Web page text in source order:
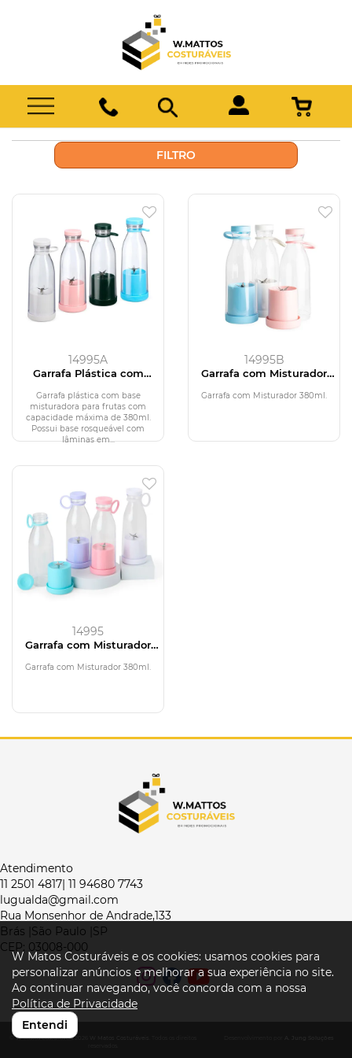
FILTRO
14995A
Garrafa Plástica com
Garrafa plástica com base
misturadora para frutas com
capacidade máxima de 380ml.
Possui base rosqueável com
lâminas em...
14995B
Garrafa com Misturador
Garrafa com Misturador 380ml.
14995
Garrafa com Misturador
Garrafa com Misturador 380ml.
Atendimento
11 2501 4817| 11 94680 7743
lugualda@gmail.com
Rua Monsenhor de Andrade,133
Brás |São Paulo |SP
CEP: 03008-000
© W Matos Costuráveis 2026
W Matos Costuráveis e os cookies: usamos cookies para
personalizar anúncios e melhorar a sua experiência no site.
Ao continuar navegando, você concorda com a nossa
Política de Privacidade
Entendi